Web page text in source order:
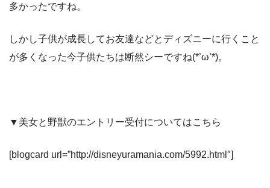
多かったですね。
しかし子供が成長してお友達などとディズニーに行くこと
が多くなった今子供たちは断然シーですね(*’ω’*)。
▼美女と野獣のエントリー受付についてはこちら
[blogcard url=”http://disneyuramania.com/5992.html″]